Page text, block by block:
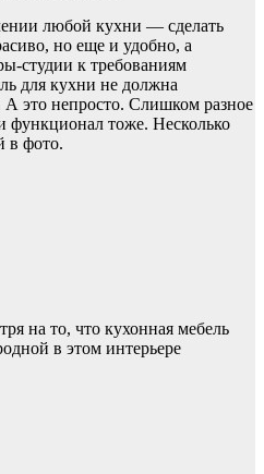
любой кухни — сделать
но еще и удобно, а
студии к требованиям
для кухни не должна
А это непросто. Слишком разное
функционал тоже. Несколько
в фото.
на то, что кухонная мебель
в этом интерьере